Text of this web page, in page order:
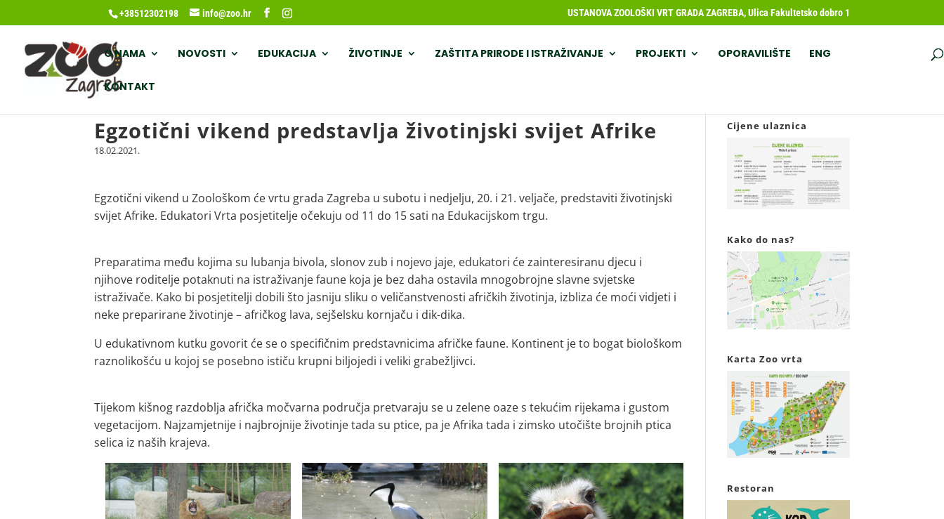
+38512302198 info@zoo.hr USTANOVA ZOOLOŠKI VRT GRADA ZAGREBA, Ulica Fakultetsko dobro 1
O NAMA NOVOSTI EDUKACIJA ŽIVOTINJE ZAŠTITA PRIRODE I ISTRAŽIVANJE PROJEKTI OPORAVILIŠTE ENG
KONTAKT
Egzotični vikend predstavlja životinjski svijet Afrike
18.02.2021.
Egzotični vikend u Zoološkom će vrtu grada Zagreba u subotu i nedjelju, 20. i 21. veljače, predstaviti životinjski
svijet Afrike. Edukatori Vrta posjetitelje očekuju od 11 do 15 sati na Edukacijskom trgu.
Preparatima među kojima su lubanja bivola, slonov zub i nojevo jaje, edukatori će zainteresiranu djecu i
njihove roditelje potaknuti na istraživanje faune koja je bez daha ostavila mnogobrojne slavne svjetske
istraživače. Kako bi posjetitelji dobili što jasniju sliku o veličanstvenosti afričkih životinja, izbliza će moći vidjeti i
neke preparirane životinje – afričkog lava, sejšelsku kornjaču i dik-dika.
U edukativnom kutku govorit će se o specifičnim predstavnicima afričke faune. Kontinent je to bogat biološkom
raznolikošću u kojoj se posebno ističu krupni biljojedi i veliki grabežljivci.
Tijekom kišnog razdoblja afrička močvarna područja pretvaraju se u zelene oaze s tekućim rijekama i gustom
vegetacijom. Najzamjetnije i najbrojnije životinje tada su ptice, pa je Afrika tada i zimsko utočište brojnih ptica
selica iz naših krajeva.
Cijene ulaznica
Kako do nas?
Karta Zoo vrta
Restoran